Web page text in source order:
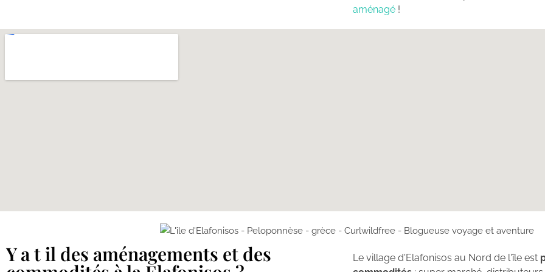
aménagé !
Y a t il des aménagements et des Le village d'Elafonisos au Nord de l'île est